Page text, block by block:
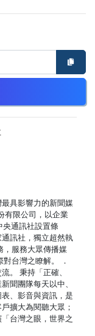
具影響力的新聞媒
有限公司，以企業
通訊社設置條
訊社，獨立超然執
，服務大眾傳播媒
台灣之瞭解。 ．
。 秉持「正確、
聞團隊每天以中、
、影音與資訊，是
擴大為閱聽大眾；
台灣之眼，世界之